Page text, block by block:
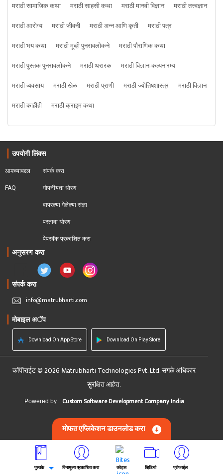
मराठी सामाजिक कथा
मराठी साहसी कथा मराठी मानवी विज्ञान
मराठी तत्त्वज्ञान
मराठी आरोग्य
मराठी जीवनी मराठी अन्न आणि कृती
मराठी पत्र
मराठी भय कथा
मराठी मूव्ही पुनरावलोकने
मराठी पौराणिक कथा
मराठी पुस्तक पुनरावलोकने
मराठी थरारक
मराठी विज्ञान-कल्पनारम्य
मराठी व्यवसाय
मराठी खेळ मराठी प्राणी मराठी ज्योतिषशास्त्र
मराठी विज्ञान
मराठी काहीही
मराठी क्राइम कथा
उपयोगी लिंक्स
आमच्याबद्दल
FAQ
संपर्क करा
गोपनीयता धोरण
वापरल्या गेलेल्या संज्ञा
परतावा धोरण
पेपरबॅक प्रकाशित करा
अनुसरण करा
संपर्क करा
info@matrubharti.com
मोबाइल अॅप
Download On App Store Download On Play Store
कॉपीराईट © 2026 Matrubharti Technologies Pvt. Ltd. सगळे अधिकार
सुरक्षित आहेत.
Powered by : Custom Software Development Company India
मोफत एप्लिकेशन डाउनलोड करा
पुस्तके विनामूल्य प्रकाशित करा कोट्स व्हिडियो प्रोफाईल